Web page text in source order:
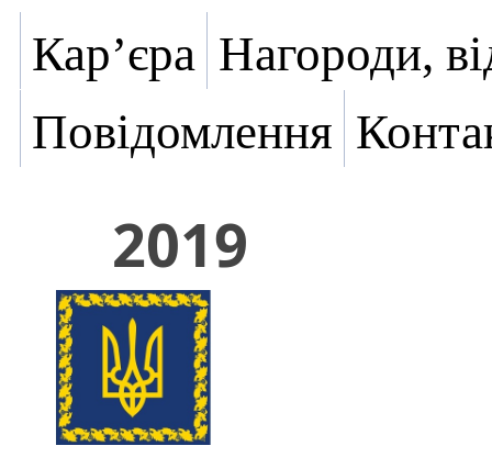
Кар’єра Нагороди,
Повідомлення
2019